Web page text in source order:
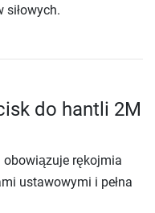
siłowych.
do hantli 2M
rękojmia
ustawowymi i pełna